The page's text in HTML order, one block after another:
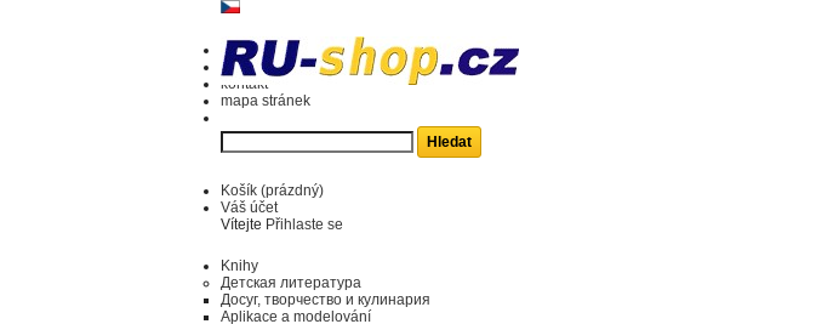
kontakt
mapa stránek
Košík (prázdný)
Váš účet
Vítejte Přihlaste se
Knihy
Детская литература
Досуг, творчество и кулинария
Aplikace a modelování